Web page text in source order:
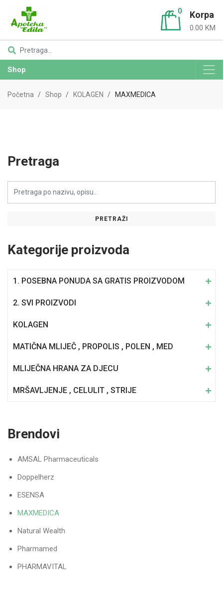
0 Korpa
0.00 KM
Shop
Početna Shop KOLAGEN MAXMEDICA
Pretraga
PRETRAŽI
Kategorije proizvoda
1. POSEBNA PONUDA SA GRATIS PROIZVODOM
2. SVI PROIZVODI
KOLAGEN
MATIČNA MLIJEČ , PROPOLIS , POLEN , MED
MLIJEČNA HRANA ZA DJECU
MRŠAVLJENJE , CELULIT , STRIJE
Brendovi
AMSAL Pharmaceuticals
Doppelherz
ESENSA
MAXMEDICA
Natural Wealth
Pharmamed
PHARMAVITAL